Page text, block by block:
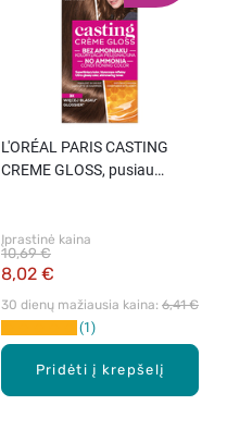
Pridėti į krepšelį
L′ORÉAL PARIS CASTING
CREME GLOSS, pusiau
vnt.
Įprastinė kaina
8,02 €
10,69 €
30 dienų mažiausia kaina: 6,41 €
1